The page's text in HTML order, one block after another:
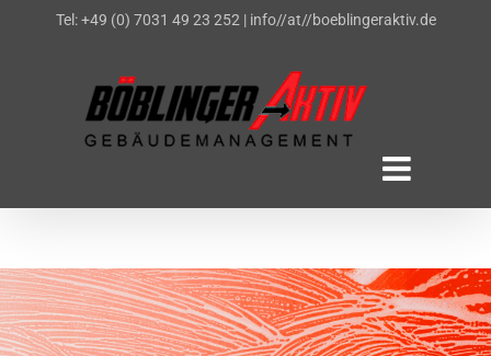
Tel: +49 (0) 7031 49 23 252| info//at//boeblingeraktiv.de